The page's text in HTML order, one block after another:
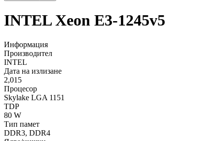
INTEL Xeon E3-1245v5
Информация
Производител
INTEL
Дата на излизане
2,015
Процесор
Skylake LGA 1151
TDP
80 W
Тип памет
DDR3, DDR4